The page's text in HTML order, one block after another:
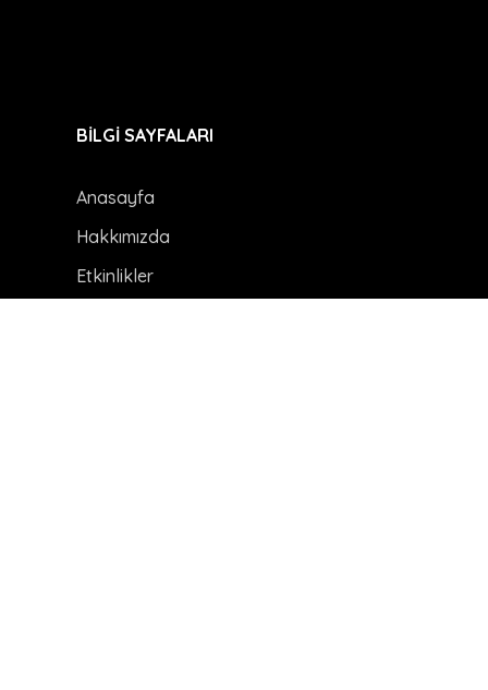
BİLGİ SAYFALARI
Anasayfa
Hakkımızda
Etkinlikler